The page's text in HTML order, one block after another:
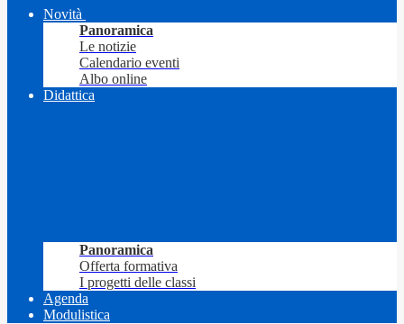
Novità
Panoramica
Le notizie
Calendario eventi
Albo online
Didattica
Panoramica
Offerta formativa
I progetti delle classi
Agenda
Modulistica